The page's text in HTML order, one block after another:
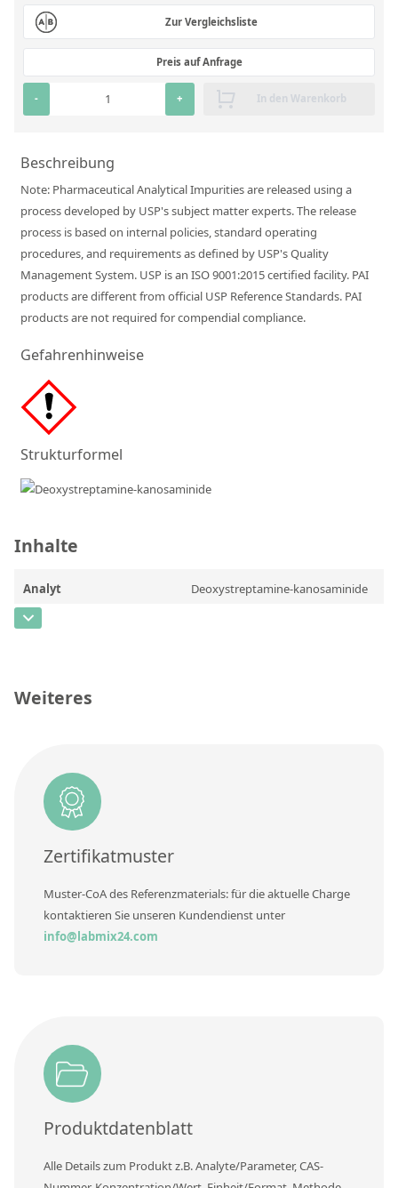
RFA-Monitorproben aus Silikatglas
Kundenspezifische Partikelstandards
Unsere Partner und Marken
Presse und Aktuelles
Vertretungen im Ausland
Messen und Events
DIN EN ISO 9001:2015 Zertifizierung
FAQ
Karriere bei Labmix24
Kontaktieren Sie uns
Zur Vergleichsliste
Preis auf Anfrage
- + In den Warenkorb
Beschreibung
Note: Pharmaceutical Analytical Impurities are released using a
process developed by USP's subject matter experts. The release
process is based on internal policies, standard operating
procedures, and requirements as defined by USP's Quality
Management System. USP is an ISO 9001:2015 certified facility. PAI
products are different from official USP Reference Standards. PAI
products are not required for compendial compliance.
Gefahrenhinweise
Strukturformel
Inhalte
Analyt Deoxystreptamine-kanosaminide
CAS-Nummer
Einheit
Weiteres
Zertifikatmuster
Muster-CoA des Referenzmaterials: für die aktuelle Charge
kontaktieren Sie unseren Kundendienst unter
info@labmix24.com
Produktdatenblatt
Alle Details zum Produkt z.B. Analyte/Parameter, CAS-